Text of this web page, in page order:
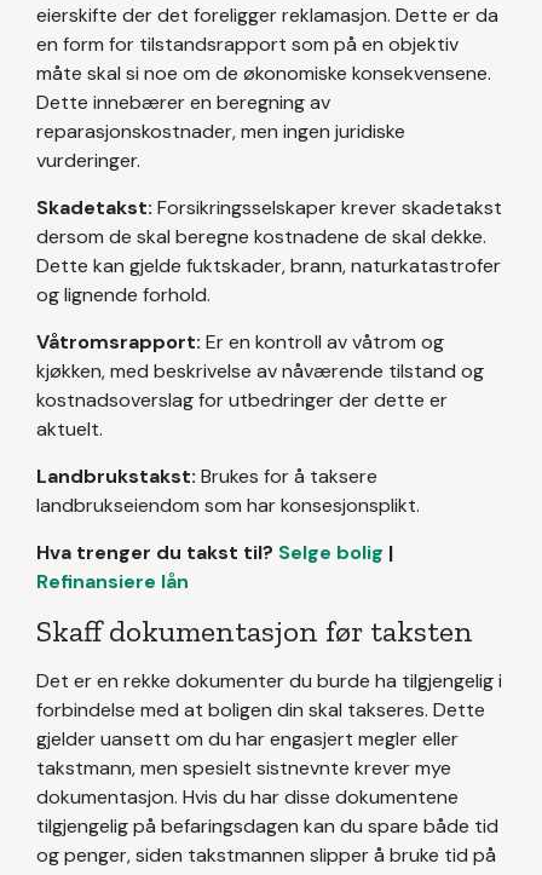
eierskifte der det foreligger reklamasjon. Dette er da
en form for tilstandsrapport som på en objektiv
måte skal si noe om de økonomiske konsekvensene.
Dette innebærer en beregning av
reparasjonskostnader, men ingen juridiske
vurderinger.
Skadetakst: Forsikringsselskaper krever skadetakst
dersom de skal beregne kostnadene de skal dekke.
Dette kan gjelde fuktskader, brann, naturkatastrofer
og lignende forhold.
Våtromsrapport: Er en kontroll av våtrom og
kjøkken, med beskrivelse av nåværende tilstand og
kostnadsoverslag for utbedringer der dette er
aktuelt.
Landbrukstakst: Brukes for å taksere
landbrukseiendom som har konsesjonsplikt.
Hva trenger du takst til? Selge bolig |
Refinansiere lån
Skaff dokumentasjon før taksten
Det er en rekke dokumenter du burde ha tilgjengelig i
forbindelse med at boligen din skal takseres. Dette
gjelder uansett om du har engasjert megler eller
takstmann, men spesielt sistnevnte krever mye
dokumentasjon. Hvis du har disse dokumentene
tilgjengelig på befaringsdagen kan du spare både tid
og penger, siden takstmannen slipper å bruke tid på